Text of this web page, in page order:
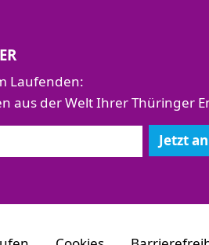
Laufenden:
aus der Welt Ihrer Thüringer
Jetzt